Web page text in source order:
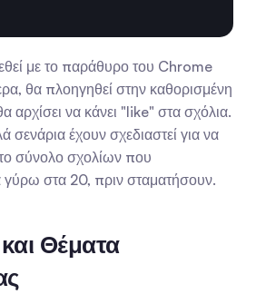
με το παράθυρο του Chrome
θα πλοηγηθεί στην καθορισμένη
αρχίσει να κάνει "like" στα σχόλια.
σενάρια έχουν σχεδιαστεί για να
σύνολο σχολίων που
στα 20, πριν σταματήσουν.
Θέματα